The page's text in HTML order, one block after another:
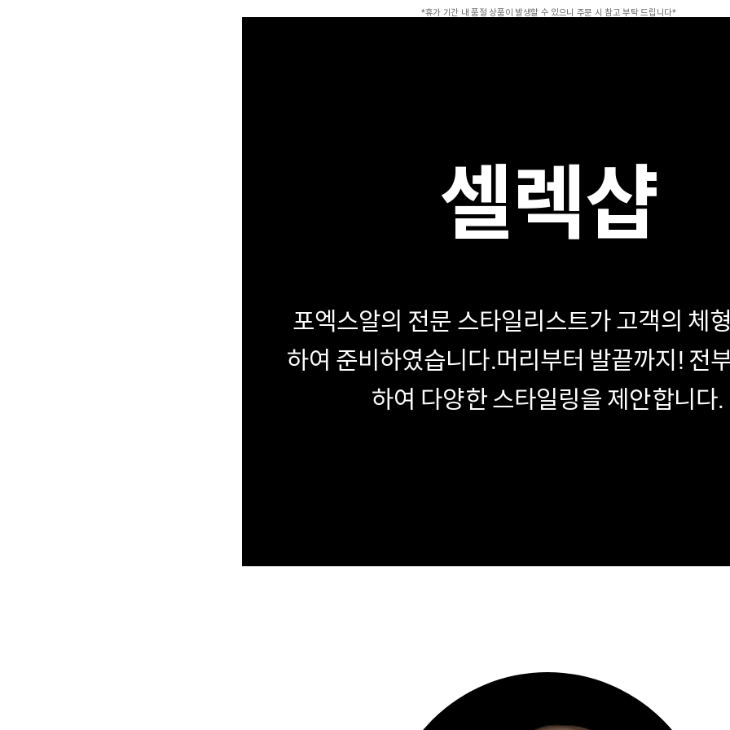
*휴가 기간 내 품절 상품이 발생할 수 있으니 주문 시 참고 부탁 드립니다*
셀렉샵
포엑스알의 전문 스타일리스트가 고객의 체
하여 준비하였습니다.머리부터 발끝까지! 전
하여 다양한 스타일링을 제안합니다.